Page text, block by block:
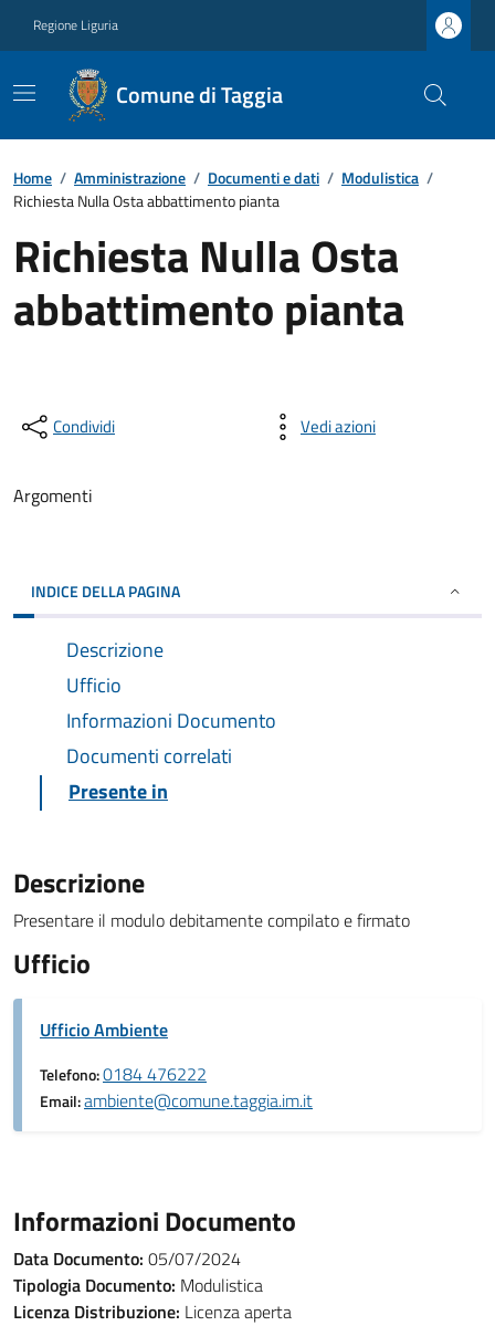
Regione Liguria
Comune di Taggia
Home / Amministrazione / Documenti e dati / Modulistica /
Richiesta Nulla Osta abbattimento pianta
Richiesta Nulla Osta
abbattimento pianta
Condividi Vedi azioni
Argomenti
INDICE DELLA PAGINA
Descrizione
Ufficio
Informazioni Documento
Documenti correlati
Presente in
Descrizione
Presentare il modulo debitamente compilato e firmato
Ufficio
Ufficio Ambiente
Telefono:0184 476222
Email:ambiente@comune.taggia.im.it
Informazioni Documento
Data Documento: 05/07/2024
Tipologia Documento: Modulistica
Licenza Distribuzione: Licenza aperta